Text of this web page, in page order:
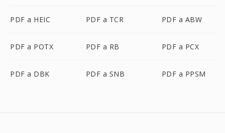
PDF a HEIC PDF a TCR PDF a ABW
PDF a POTX PDF a RB PDF a PCX
PDF a DBK PDF a SNB PDF a PPSM